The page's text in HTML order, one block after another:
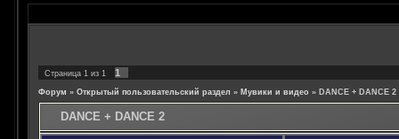
Страница 1 из 1 1
Форум » Открытый пользовательский раздел » Мувики и видео » DANCE + DANCE 2
DANCE + DANCE 2